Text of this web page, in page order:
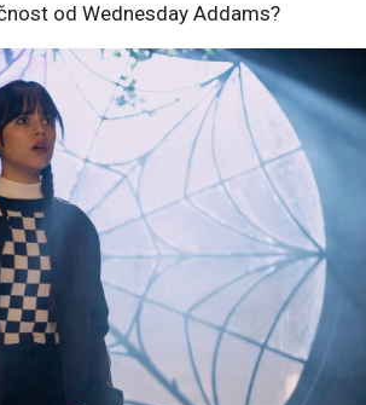
od Wednesday Addams?